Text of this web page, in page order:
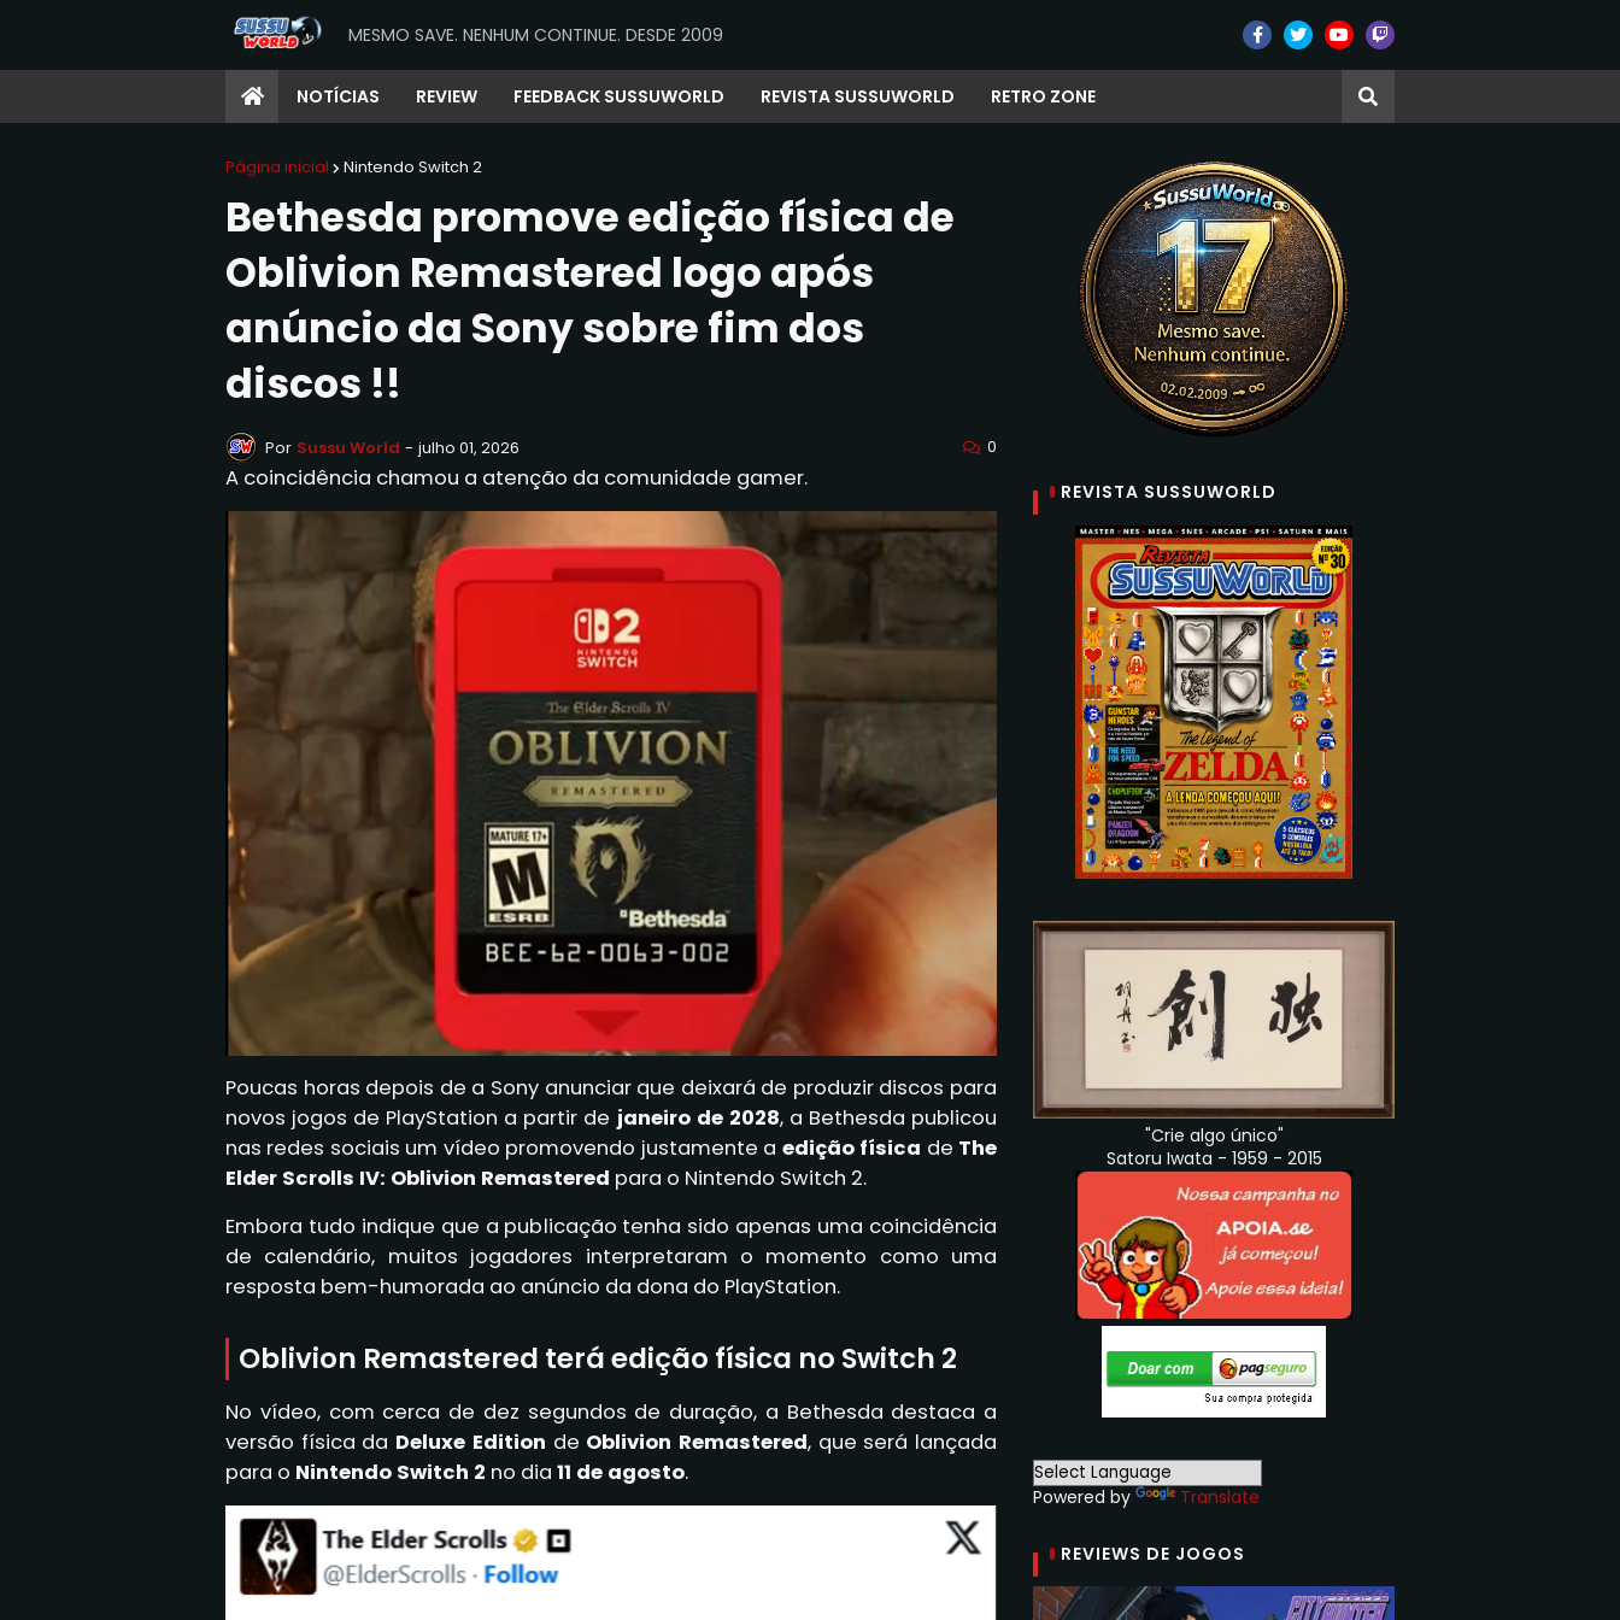
MESMO SAVE. NENHUM CONTINUE. DESDE 2009
NOTÍCIAS REVIEW FEEDBACK SUSSUWORLD REVISTA SUSSUWORLD RETRO ZONE
Página inicial Nintendo Switch 2
Bethesda promove edição física de
Oblivion Remastered logo após
anúncio da Sony sobre fim dos
discos !!
Por Sussu World - julho 01, 2026 0
A coincidência chamou a atenção da comunidade gamer.
Poucas horas depois de a Sony anunciar que deixará de produzir discos para
novos jogos de PlayStation a partir de janeiro de 2028, a Bethesda publicou
nas redes sociais um vídeo promovendo justamente a edição física de The
Elder Scrolls IV: Oblivion Remastered para o Nintendo Switch 2.
Embora tudo indique que a publicação tenha sido apenas uma coincidência
de calendário, muitos jogadores interpretaram o momento como uma
resposta bem-humorada ao anúncio da dona do PlayStation.
Oblivion Remastered terá edição física no Switch 2
No vídeo, com cerca de dez segundos de duração, a Bethesda destaca a
versão física da Deluxe Edition de Oblivion Remastered, que será lançada
para o Nintendo Switch 2 no dia 11 de agosto.
REVISTA SUSSUWORLD
"Crie algo único"
Satoru Iwata - 1959 - 2015
Powered by Translate
REVIEWS DE JOGOS